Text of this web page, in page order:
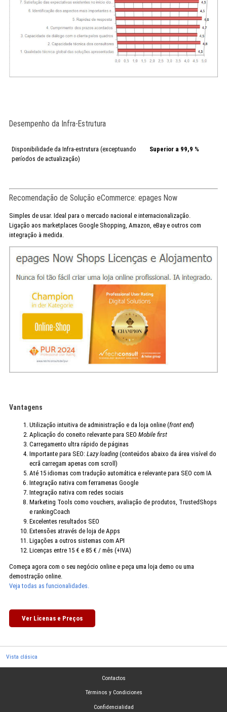
Desempenho da Infra-Estrutura
Disponibilidade da Infra-estrutura (exceptuando
períodos de actualização)
Superior a 99,9 %
Recomendação de Solução eCommerce: epages Now
Simples de usar. Ideal para o mercado nacional e internacionalização.
Ligação aos marketplaces Google Shopping, Amazon, eBay e outros com
integração à medida.
Vantagens
Utilização intuitiva de administração e da loja online (front end)
Aplicação do coneito relevante para SEO Mobile first
Carregamento ultra rápido de páginas
Importante para SEO: Lazy loading(conteúdos abaixo da área visível do
ecrã carregam apenas com scroll)
Até 15 idiomas com tradução automática e relevante para SEO com IA
Integração nativa com ferramenas Google
Integração nativa com redes sociais
Marketing Tools como vouchers, avaliação de produtos, TrustedShops
e rankingCoach
Excelentes resultados SEO
Extensões através de loja de Apps
Ligações a outros sistemas com API
Licenças entre 15 € e 85 € / mês (+IVA)
Começa agora com o seu negócio online e peça uma loja demo ou uma
demostração online.
Veja todas as funcionalidades.
Ver Licenas e Preços
Vista clásica
Contactos
Términos y Condiciones
Confidencialidad